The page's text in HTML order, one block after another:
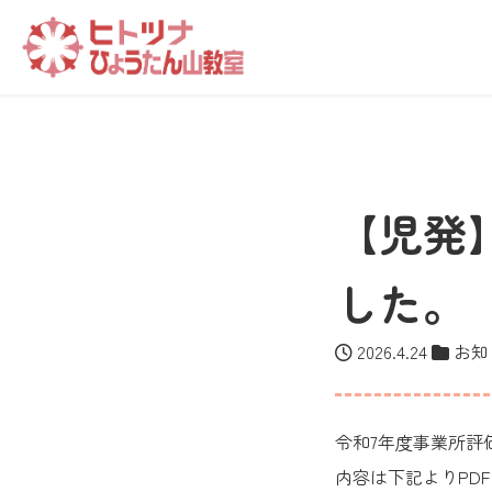
【児
した。
2026.4.24 お知
令和7年度事業所評
内容は下記より